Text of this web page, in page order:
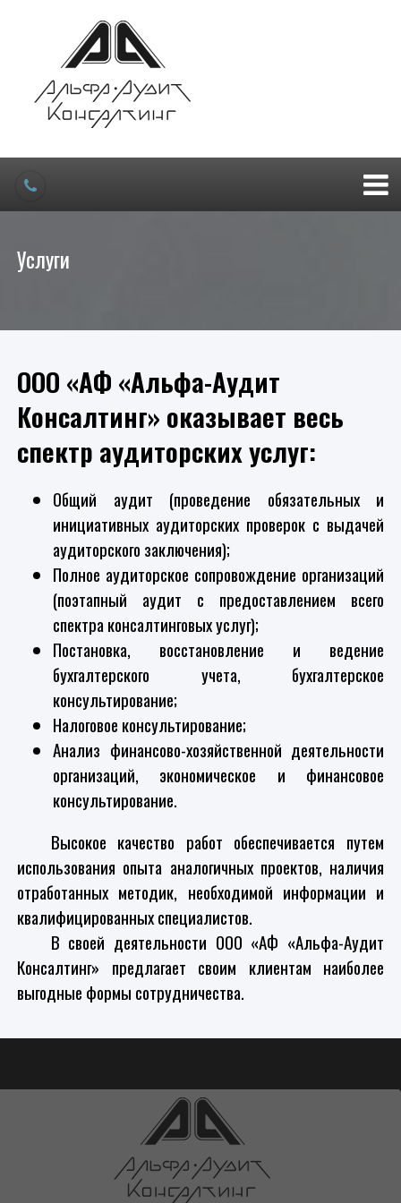
Услуги
ООО «АФ «Альфа-Аудит
Консалтинг» оказывает весь
спектр аудиторских услуг:
Общий аудит (проведение обязательных и
инициативных аудиторских проверок с выдачей
аудиторского заключения);
Полное аудиторское сопровождение организаций
(поэтапный аудит с предоставлением всего
спектра консалтинговых услуг);
Постановка, восстановление и ведение
бухгалтерского учета, бухгалтерское
консультирование;
Налоговое консультирование;
Анализ финансово-хозяйственной деятельности
организаций, экономическое и финансовое
консультирование.
Высокое качество работ обеспечивается путем
использования опыта аналогичных проектов, наличия
отработанных методик, необходимой информации и
квалифицированных специалистов.
В своей деятельности ООО «АФ «Альфа-Аудит
Консалтинг» предлагает своим клиентам наиболее
выгодные формы сотрудничества.